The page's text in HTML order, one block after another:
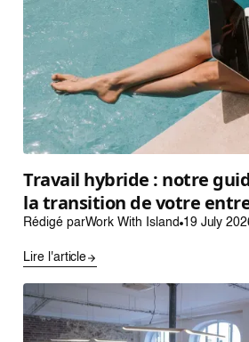
Travail hybride : notre
la transition de votre
Rédigé parWork With Island 19 July
Lire l'article